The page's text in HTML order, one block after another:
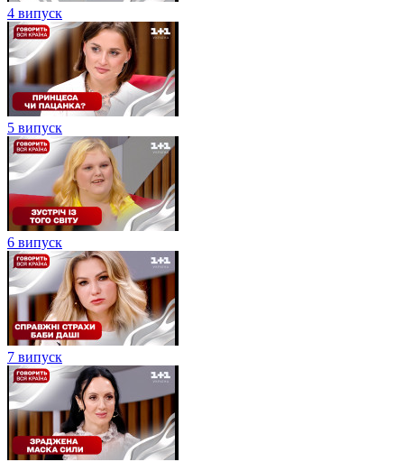
4 випуск
5 випуск
6 випуск
7 випуск